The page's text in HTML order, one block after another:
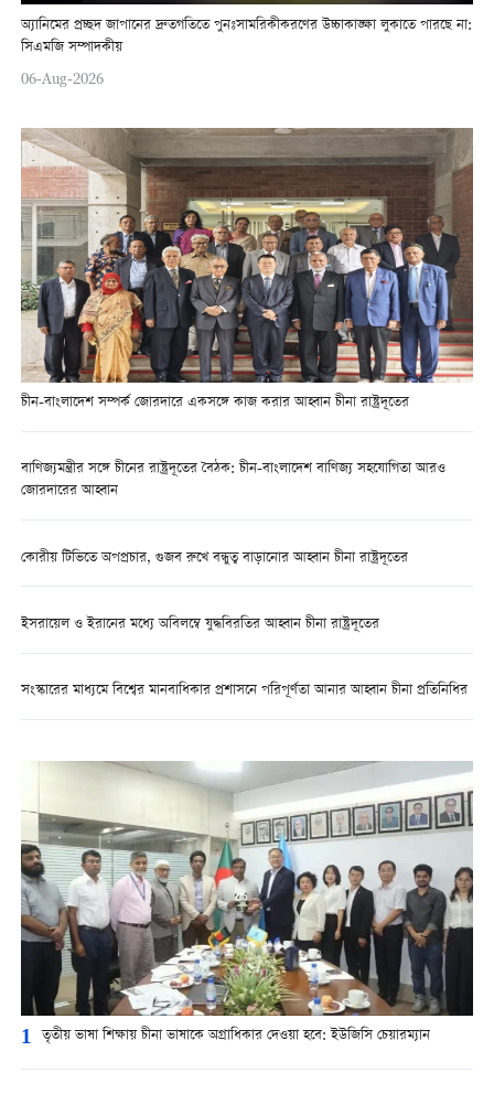
অ্যানিমের প্রচ্ছদ জাপানের দ্রুতগতিতে পুনঃসামরিকীকরণের উচ্চাকাঙ্ক্ষা লুকাতে পারছে না:
সিএমজি সম্পাদকীয়
06-Aug-2026
চীন-বাংলাদেশ সম্পর্ক জোরদারে একসঙ্গে কাজ করার আহ্বান চীনা রাষ্ট্রদূতের
বাণিজ্যমন্ত্রীর সঙ্গে চীনের রাষ্ট্রদূতের বৈঠক: চীন-বাংলাদেশ বাণিজ্য সহযোগিতা আরও
জোরদারের আহ্বান
কোরীয় টিভিতে অপপ্রচার, গুজব রুখে বন্ধুত্ব বাড়ানোর আহ্বান চীনা রাষ্ট্রদূতের
ইসরায়েল ও ইরানের মধ্যে অবিলম্বে যুদ্ধবিরতির আহ্বান চীনা রাষ্ট্রদূতের
সংস্কারের মাধ্যমে বিশ্বের মানবাধিকার প্রশাসনে পরিপূর্ণতা আনার আহ্বান চীনা প্রতিনিধির
1 তৃতীয় ভাষা শিক্ষায় চীনা ভাষাকে অগ্রাধিকার দেওয়া হবে: ইউজিসি চেয়ারম্যান